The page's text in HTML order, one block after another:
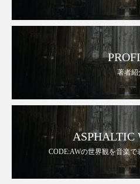
著者紹
ASPHALTIC
CODE:AWの世界観を音楽で